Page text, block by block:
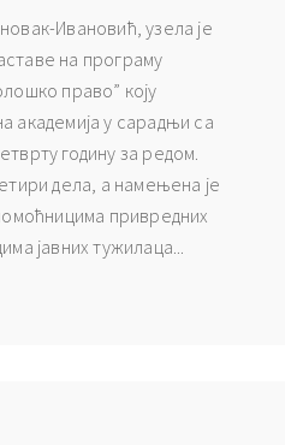
Ивановић, узела је
на програму
право” коју
академија у сарадњи са
годину за редом.
дела, а намењена је
привредних
јавних тужилаца...